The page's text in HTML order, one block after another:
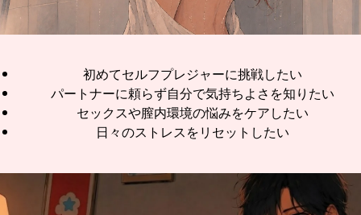
初めてセルフプレジャーに挑戦したい
パートナーに頼らず自分で気持ちよさを知りたい
セックスや膣内環境の悩みをケアしたい
日々のストレスをリセットしたい